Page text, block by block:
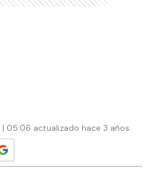
05:06 actualizado hace 3 años